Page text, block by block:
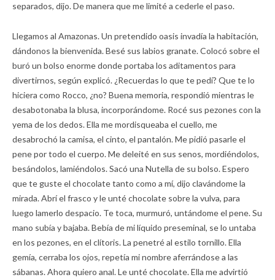
separados, dijo. De manera que me limité a cederle el paso.
Llegamos al Amazonas. Un pretendido oasis invadía la habitación,
dándonos la bienvenida. Besé sus labios granate. Colocó sobre el
buró un bolso enorme donde portaba los aditamentos para
divertirnos, según explicó. ¿Recuerdas lo que te pedí? Que te lo
hiciera como Rocco, ¿no? Buena memoria, respondió mientras le
desabotonaba la blusa, incorporándome. Rocé sus pezones con la
yema de los dedos. Ella me mordisqueaba el cuello, me
desabrochó la camisa, el cinto, el pantalón. Me pidió pasarle el
pene por todo el cuerpo. Me deleité en sus senos, mordiéndolos,
besándolos, lamiéndolos. Sacó una Nutella de su bolso. Espero
que te guste el chocolate tanto como a mí, dijo clavándome la
mirada. Abrí el frasco y le unté chocolate sobre la vulva, para
luego lamerlo despacio. Te toca, murmuró, untándome el pene. Su
mano subía y bajaba. Bebía de mi líquido preseminal, se lo untaba
en los pezones, en el clítoris. La penetré al estilo tornillo. Ella
gemía, cerraba los ojos, repetía mi nombre aferrándose a las
sábanas. Ahora quiero anal. Le unté chocolate. Ella me advirtió